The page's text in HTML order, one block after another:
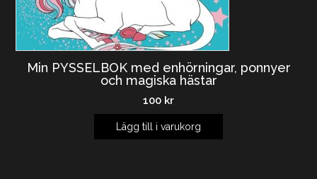
Min PYSSELBOK med enhörningar, ponnyer
och magiska hästar
100 kr
Lägg till i varukorg